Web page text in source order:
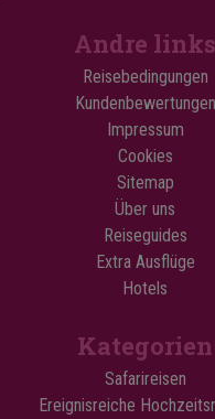
Andre links
Reisebedingungen
Kundenbewertungen
Impressum
Cookies
Sitemap
Über uns
Reiseguides
Extra Ausflüge
Hotels
Kategorien
Safarireisen
Ereignisreiche